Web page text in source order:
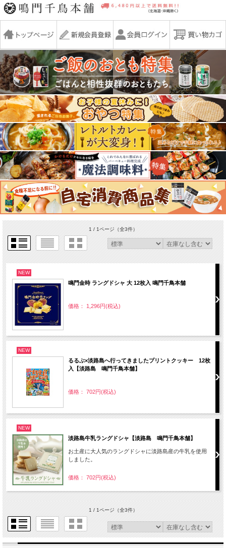
1 / 1ページ（全3件）
NEW
鳴門金時 ラングドシャ 大 12枚入 鳴門千鳥本舗
価格： 1,296円(税込)
NEW
るるぶ×淡路島へ行ってきましたプリントクッキー 12枚
入【淡路島 鳴門千鳥本舗】
価格： 702円(税込)
NEW
淡路島牛乳ラングドシャ【淡路島 鳴門千鳥本舗】
お土産に大人気のラングドシャに淡路島産の牛乳を使用
しました。
価格： 702円(税込)
1 / 1ページ（全3件）